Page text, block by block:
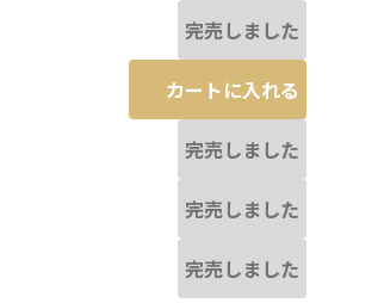
完売しました
カートに入れる
完売しました
完売しました
完売しました